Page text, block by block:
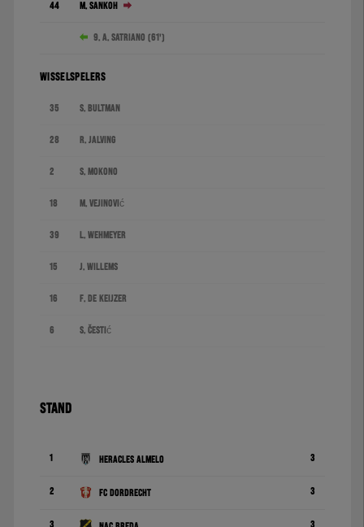
44 M. Sankoh
9. A. Satriano (61')
WISSELSPELERS
35 S. Bultman
28 R. Jalving
2 S. Mokono
18 M. Vejinović
39 L. Wehmeyer
15 J. Willems
16 F. de Keijzer
6 S. Čestić
STAND
1 Heracles Almelo 3
2 FC Dordrecht 3
3 3